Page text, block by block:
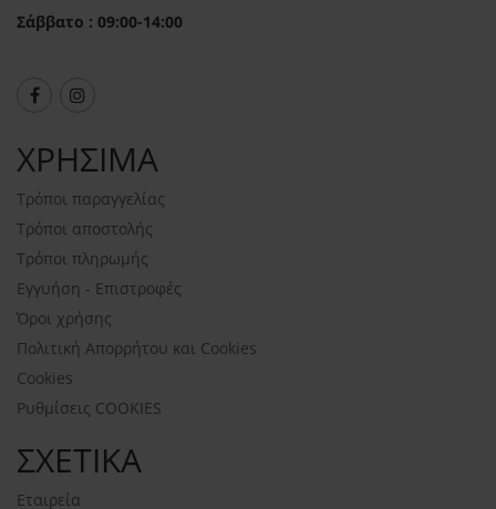
Σάββατο : 09:00-14:00
ΧΡΗΣΙΜΑ
Τρόποι παραγγελίας
Τρόποι αποστολής
Τρόποι πληρωμής
Εγγυήση - Επιστροφές
Όροι χρήσης
Πολιτική Απορρήτου και Cookies
Cookies
Ρυθμίσεις COOKIES
ΣΧΕΤΙΚΑ
Εταιρεία